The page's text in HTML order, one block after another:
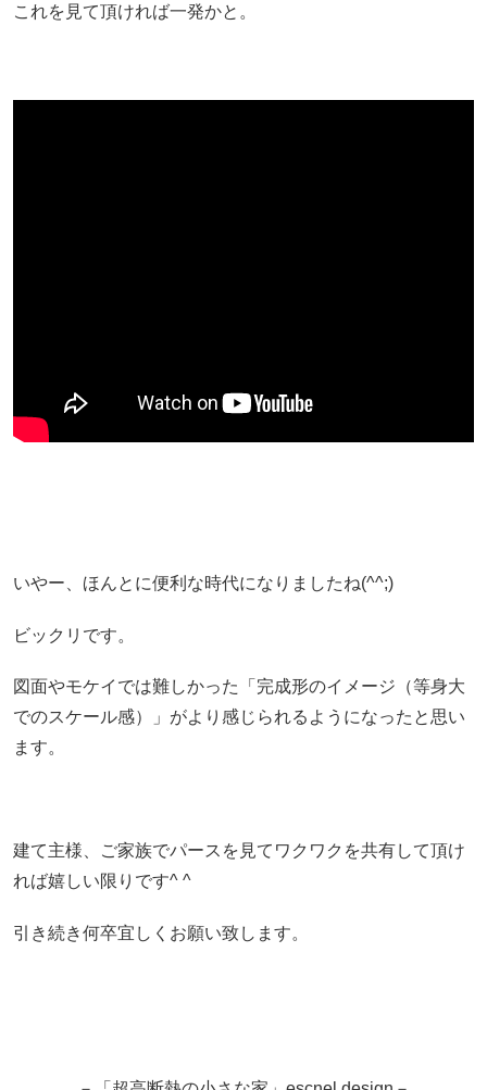
これを見て頂ければ一発かと。
いやー、ほんとに便利な時代になりましたね(^^;)
ビックリです。
図面やモケイでは難しかった
「完成形のイメージ（等身大
でのスケール感）」 がより感じられるようになったと思い
ます。
建て主様、ご家族でパースを見てワクワクを共有して頂け
れば嬉しい限りです^ ^
引き続き何卒宜しくお願い致します。